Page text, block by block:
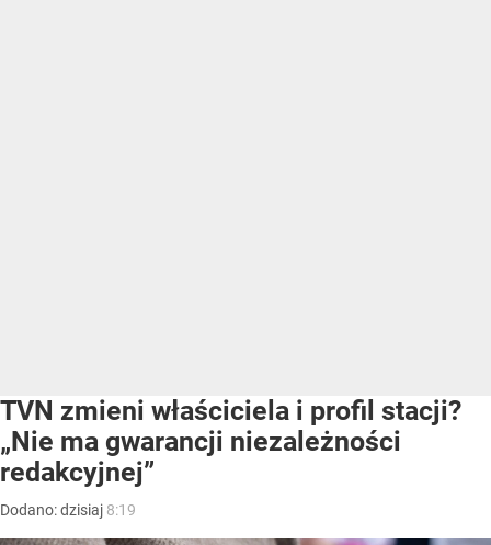
TVN zmieni właściciela i profil stacji?
„Nie ma gwarancji niezależności
redakcyjnej”
Dodano:dzisiaj 8:19